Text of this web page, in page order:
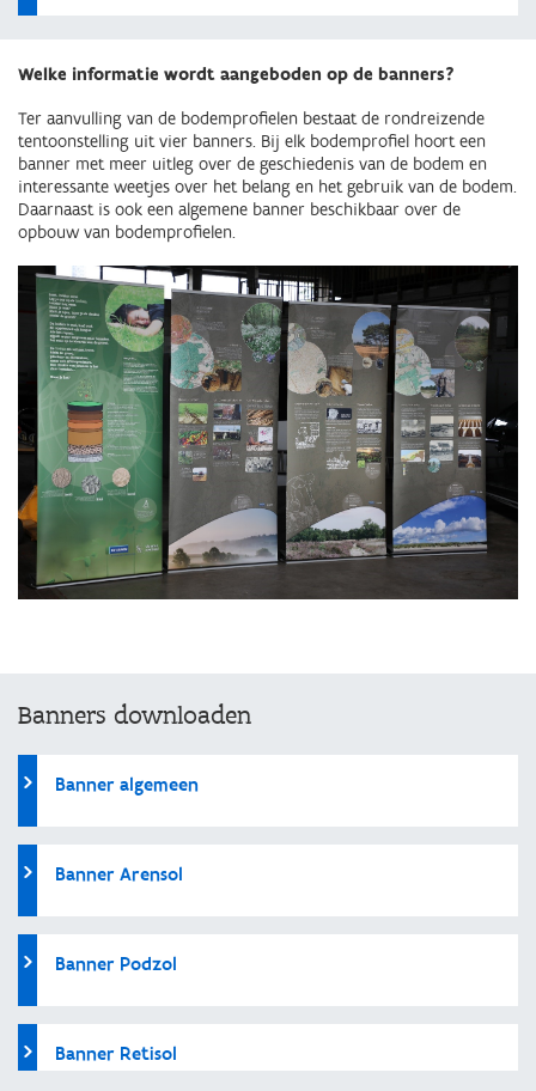
Welke informatie wordt aangeboden op de banners?
Ter aanvulling van de bodemprofielen bestaat de rondreizende
tentoonstelling uit vier banners. Bij elk bodemprofiel hoort een
banner met meer uitleg over de geschiedenis van de bodem en
interessante weetjes over het belang en het gebruik van de bodem.
Daarnaast is ook een algemene banner beschikbaar over de
opbouw van bodemprofielen.
Banners downloaden
Banner algemeen
Banner Arensol
Banner Podzol
Banner Retisol